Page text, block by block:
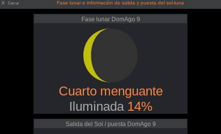
X Cerrar Fase lunar e información de salida y puesta del sol-luna
Fase lunar DomAgo 9
Cuarto menguante
Iluminada 14%
Salida del Sol / puesta DomAgo 9